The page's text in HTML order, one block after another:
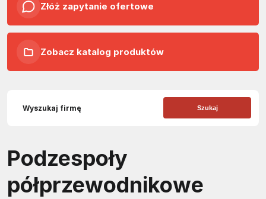
Złóż zapytanie ofertowe
Zobacz katalog produktów
Szukaj
Podzespoły
półprzewodnikowe